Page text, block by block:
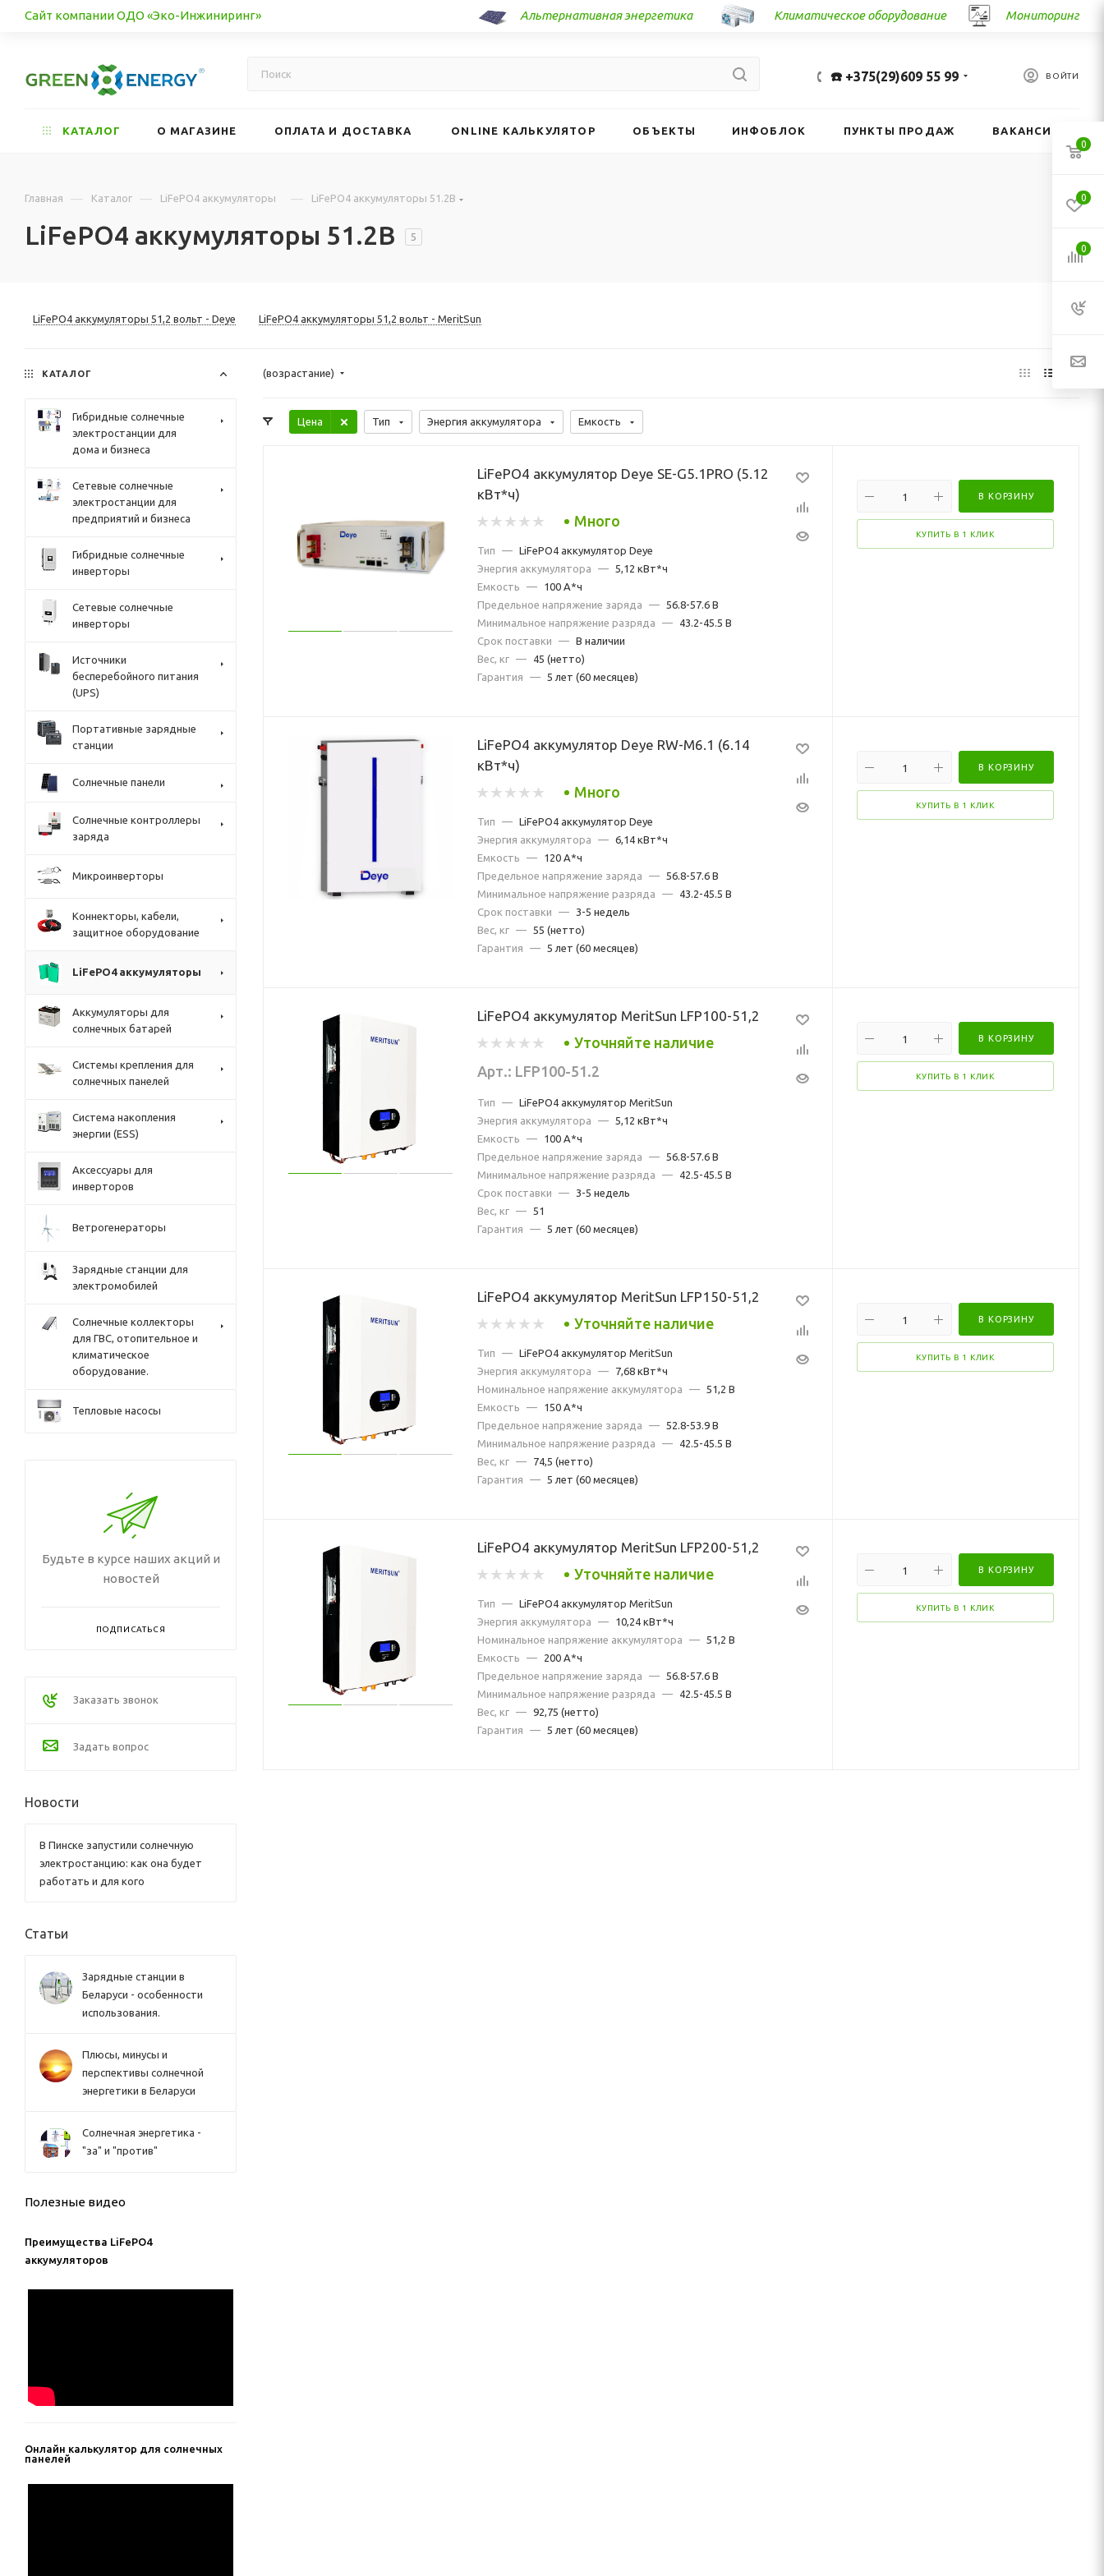
Сайт компании ОДО «Эко-Инжиниринг» Альтернативная энергетика Климатическое оборудование Мониторинг
ВОЙТИ
☎️ +375(29)609 55 99
КАТАЛОГ О МАГАЗИНЕ ОПЛАТА И ДОСТАВКА ONLINE КАЛЬКУЛЯТОР ОБЪЕКТЫ ИНФОБЛОК ПУНКТЫ ПРОДАЖ ВАКАНСИИ
Главная — Каталог — LiFePO4 аккумуляторы — LiFePO4 аккумуляторы 51.2В
LiFePO4 аккумуляторы 51.2В 5
LiFePO4 аккумуляторы 51,2 вольт - Deye LiFePO4 аккумуляторы 51,2 вольт - MeritSun
(возрастание)
Цена Тип Энергия аккумулятора Емкость
LiFePO4 аккумулятор Deye SE-G5.1PRO (5.12
кВт*ч)
Много
Тип — LiFePO4 аккумулятор Deye
Энергия аккумулятора
— 5,12 кВт*ч
Емкость
—
100 А*ч
Предельное напряжение заряда
— 56.8-57.6 В
Минимальное напряжение разряда
—
43.2-45.5 В
Срок поставки
— В наличии
Вес, кг —
45 (нетто)
Гарантия
— 5 лет (60 месяцев)
В КОРЗИНУ
КУПИТЬ В 1 КЛИК
LiFePO4 аккумулятор Deye RW-M6.1 (6.14
кВт*ч)
Много
Тип — LiFePO4 аккумулятор Deye
Энергия аккумулятора
— 6,14 кВт*ч
Емкость
—
120 А*ч
Предельное напряжение заряда
— 56.8-57.6 В
Минимальное напряжение разряда
—
43.2-45.5 В
Срок поставки
—
3-5 недель
Вес, кг — 55 (нетто)
Гарантия
— 5 лет (60 месяцев)
В КОРЗИНУ
КУПИТЬ В 1 КЛИК
LiFePO4 аккумулятор MeritSun LFP100-51,2
Уточняйте наличие
Арт.: LFP100-51.2
Тип — LiFePO4 аккумулятор MeritSun
Энергия аккумулятора
— 5,12 кВт*ч
Емкость
—
100 А*ч
Предельное напряжение заряда
— 56.8-57.6 В
Минимальное напряжение разряда
—
42.5-45.5 В
Срок поставки
—
3-5 недель
Вес, кг — 51
Гарантия
— 5 лет (60 месяцев)
В КОРЗИНУ
КУПИТЬ В 1 КЛИК
LiFePO4 аккумулятор MeritSun LFP150-51,2
Уточняйте наличие
Тип — LiFePO4 аккумулятор MeritSun
Энергия аккумулятора
—
7,68 кВт*ч
Номинальное напряжение аккумулятора
— 51,2 В
Емкость
—
150 А*ч
Предельное напряжение заряда
— 52.8-53.9 В
Минимальное напряжение разряда
—
42.5-45.5 В
Вес, кг —
74,5 (нетто)
Гарантия
— 5 лет (60 месяцев)
В КОРЗИНУ
КУПИТЬ В 1 КЛИК
LiFePO4 аккумулятор MeritSun LFP200-51,2
Уточняйте наличие
Тип — LiFePO4 аккумулятор MeritSun
Энергия аккумулятора
—
10,24 кВт*ч
Номинальное напряжение аккумулятора
— 51,2 В
Емкость
—
200 А*ч
Предельное напряжение заряда
— 56.8-57.6 В
Минимальное напряжение разряда
—
42.5-45.5 В
Вес, кг — 92,75 (нетто)
Гарантия
— 5 лет (60 месяцев)
В КОРЗИНУ
КУПИТЬ В 1 КЛИК
КАТАЛОГ
Гибридные солнечные
электростанции для
дома и бизнеса
Сетевые солнечные
электростанции для
предприятий и бизнеса
Гибридные солнечные
инверторы
Сетевые солнечные
инверторы
Источники
бесперебойного питания
(UPS)
Портативные зарядные
станции
Солнечные панели
Солнечные контроллеры
заряда
Микроинверторы
Коннекторы, кабели,
защитное оборудование
LiFePO4 аккумуляторы
Аккумуляторы для
солнечных батарей
Системы крепления для
солнечных панелей
Система накопления
энергии (ESS)
Аксессуары для
инверторов
Ветрогенераторы
Зарядные станции для
электромобилей
Солнечные коллекторы
для ГВС, отопительное и
климатическое
оборудование.
Тепловые насосы
Будьте в курсе наших акций и
новостей
ПОДПИСАТЬСЯ
Заказать звонок
Задать вопрос
Новости
В Пинске запустили солнечную
электростанцию: как она будет
работать и для кого
Статьи
Зарядные станции в
Беларуси - особенности
использования.
Плюсы, минусы и
перспективы солнечной
энергетики в Беларуси
Солнечная энергетика -
"за" и "против"
Полезные видео
Преимущества LiFePO4
аккумуляторов
Онлайн калькулятор для солнечных
панелей
0
0
0